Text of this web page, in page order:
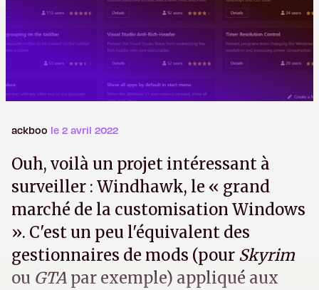
ackboo le 2 avril 2022
Ouh, voilà un projet intéressant à
surveiller : Windhawk, le « grand
marché de la customisation Windows
». C'est un peu l'équivalent des
gestionnaires de mods (pour Skyrim
ou GTA par exemple) appliqué aux